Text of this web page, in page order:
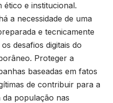
ético e institucional.
a necessidade de uma
e tecnicamente
desafios digitais do
Proteger a
baseadas em fatos
de contribuir para a
população nas